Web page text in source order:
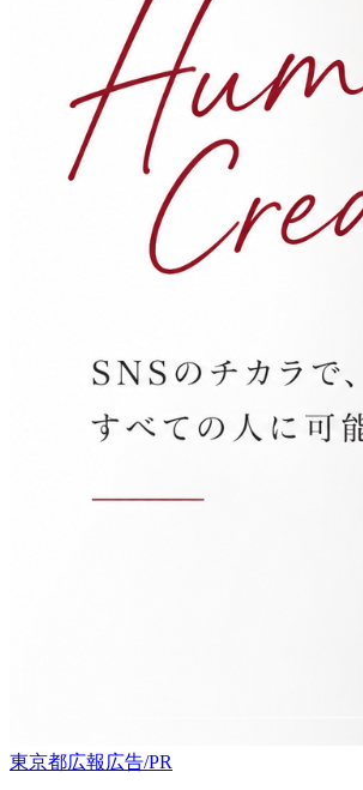
東京都広報 広告/PR